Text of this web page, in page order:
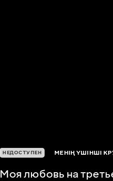
НЕДОСТУПЕН МЕНІҢ ҮШІНШІ
Моя любовь на